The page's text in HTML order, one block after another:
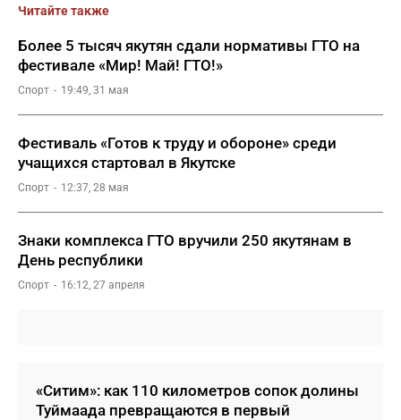
Читайте также
Более 5 тысяч якутян сдали нормативы ГТО на
фестивале «Мир! Май! ГТО!»
Спорт 19:49, 31 мая
Фестиваль «Готов к труду и обороне» среди
учащихся стартовал в Якутске
Спорт 12:37, 28 мая
Знаки комплекса ГТО вручили 250 якутянам в
День республики
Спорт 16:12, 27 апреля
«Ситим»: как 110 километров сопок долины
Туймаада превращаются в первый